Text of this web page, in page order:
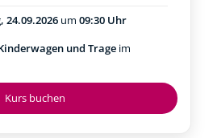
Kurs buchen
24.09.2026 um 09:30 Uhr
und Trage im